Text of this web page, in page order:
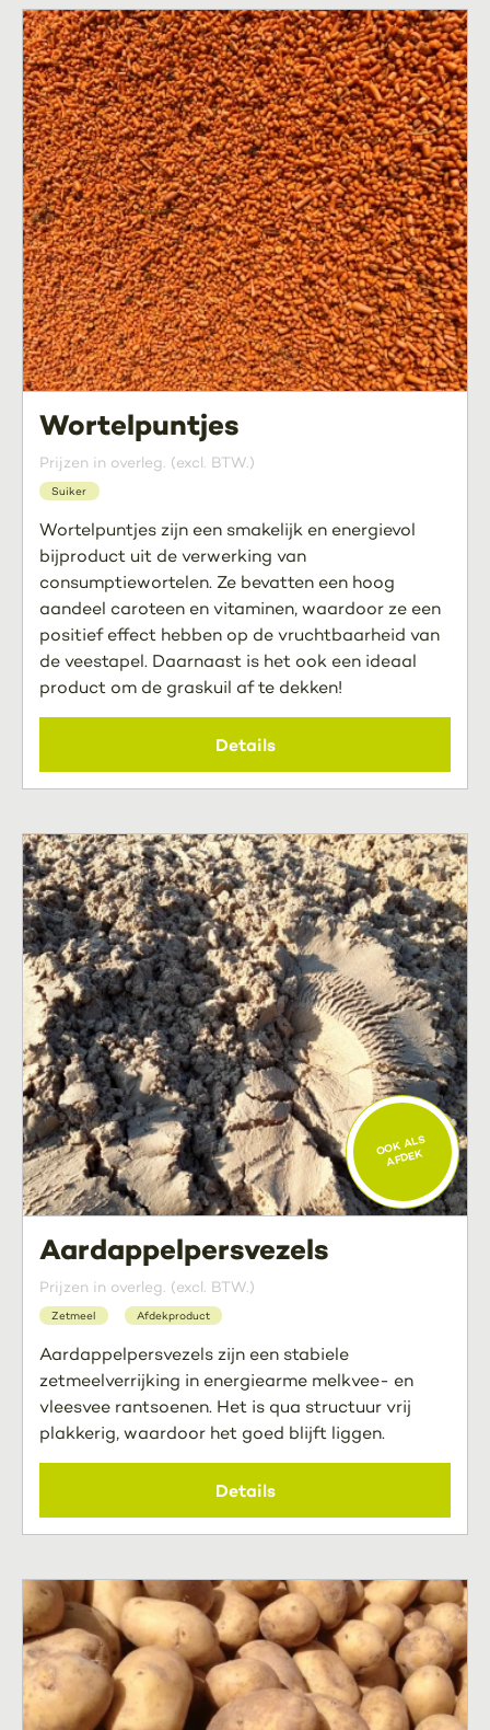
Wortelpuntjes
Prijzen in overleg. (excl. BTW.)
Suiker
Wortelpuntjes zijn een smakelijk en energievol
bijproduct uit de verwerking van
consumptiewortelen. Ze bevatten een hoog
aandeel caroteen en vitaminen, waardoor ze een
positief effect hebben op de vruchtbaarheid van
de veestapel. Daarnaast is het ook een ideaal
product om de graskuil af te dekken!
Details
OOK ALS
AFDEK
Aardappelpersvezels
Prijzen in overleg. (excl. BTW.)
Zetmeel Afdekproduct
Aardappelpersvezels zijn een stabiele
zetmeelverrijking in energiearme melkvee- en
vleesvee rantsoenen. Het is qua structuur vrij
plakkerig, waardoor het goed blijft liggen.
Details